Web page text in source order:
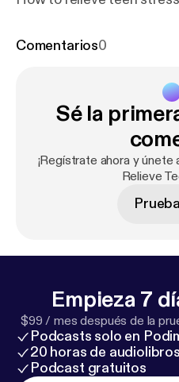
Comentarios0
Sé la
¡Regístrate ahora y
Relieve
Empieza 7
$99 / mes después de la
Podcasts solo en
20 horas de
Podcast gratuitos